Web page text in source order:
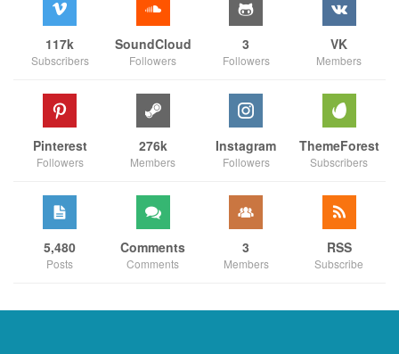
117k
Subscribers
SoundCloud
Followers
3
Followers
VK
Members
Pinterest
Followers
276k
Members
Instagram
Followers
ThemeForest
Subscribers
5,480
Posts
Comments
Comments
3
Members
RSS
Subscribe